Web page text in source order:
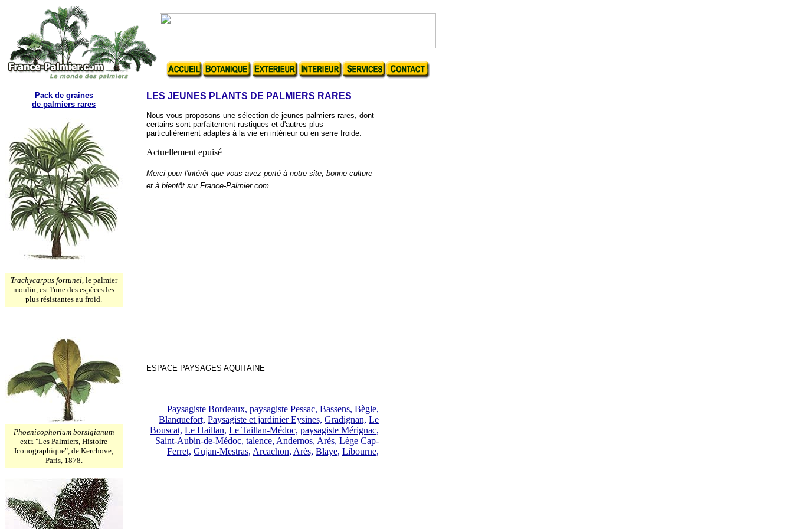
Pack de graines
de palmiers rares
Trachycarpus fortunei, le palmier
moulin, est l'une des espèces les
plus résistantes au froid.
Phoenicophorium borsigianum
extr. "Les Palmiers, Histoire
Iconographique", de Kerchove,
Paris, 1878.
LES JEUNES PLANTS DE PALMIERS RARES
Nous vous proposons une sélection de jeunes palmiers rares, dont
certains sont parfaitement rustiques et d'autres plus
particulièrement adaptés à la vie en intérieur ou en serre froide.
Actuellement epuisé
Merci pour l'intérêt que vous avez porté à notre site, bonne culture
et à bientôt sur France-Palmier.com.
ESPACE PAYSAGES AQUITAINE
Paysagiste Bordeaux, paysagiste Pessac, Bassens, Bègle,
Blanquefort, Paysagiste et jardinier Eysines, Gradignan, Le
Bouscat, Le Haillan, Le Taillan-Médoc, paysagiste Mérignac,
Saint-Aubin-de-Médoc, talence, Andernos, Arès, Lège Cap-
Ferret, Gujan-Mestras, Arcachon, Arès, Blaye, Libourne,